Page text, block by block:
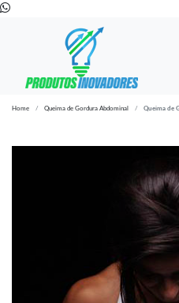
Home Queima de Gordura Abdominal Queima de